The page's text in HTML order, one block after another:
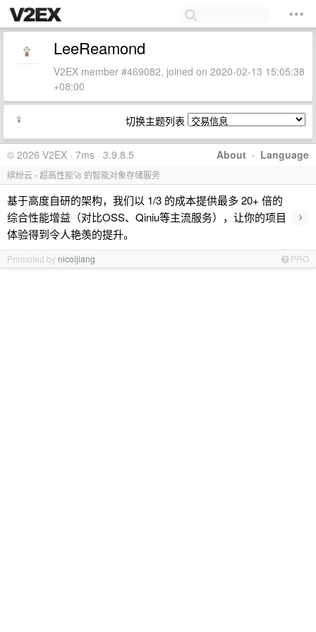
LeeReamond
V2EX member #469082, joined on 2020-02-13 15:05:38
+08:00
切换主题列表
About · Language
© 2026 V2EX · 7ms · 3.9.8.5
缤纷云 - 超高性能🚀 的智能对象存储服务
基于高度自研的架构，我们以 1/3 的成本提供最多 20+ 倍的
综合性能增益（对比OSS、Qiniu等主流服务），让你的项目
体验得到令人艳羡的提升。
›
Promoted by nicoljiang PRO